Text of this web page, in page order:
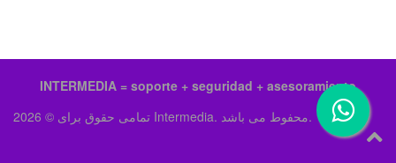
INTERMEDIA = soporte + seguridad + asesoramiento
تمامی حقوق برای © 2026 Intermedia. محفوط می باشد.